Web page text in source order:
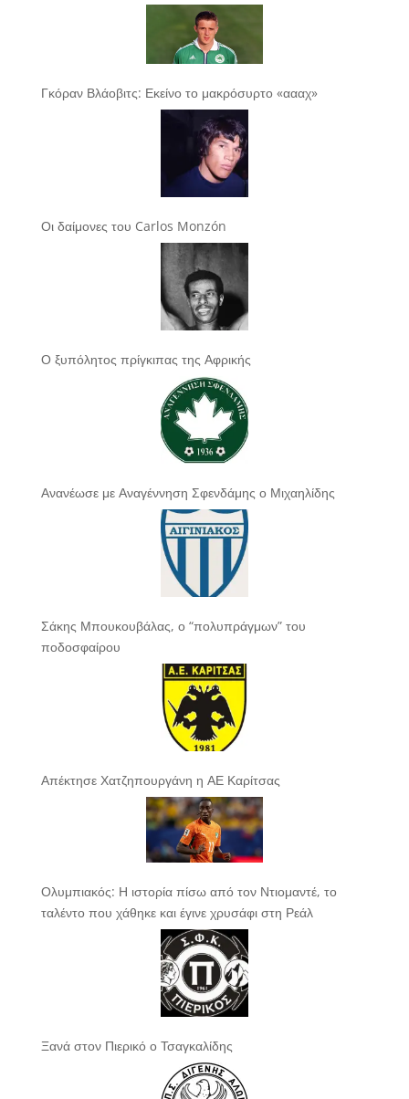
Γκόραν Βλάοβιτς: Εκείνο το μακρόσυρτο «αααχ»
Οι δαίμονες του Carlos Monzón
Ο ξυπόλητος πρίγκιπας της Αφρικής
Ανανέωσε με Αναγέννηση Σφενδάμης ο Μιχαηλίδης
Σάκης Μπουκουβάλας, ο “πολυπράγμων” του
ποδοσφαίρου
Απέκτησε Χατζηπουργάνη η ΑΕ Καρίτσας
Ολυμπιακός: Η ιστορία πίσω από τον Ντιομαντέ, το
ταλέντο που χάθηκε και έγινε χρυσάφι στη Ρεάλ
Ξανά στον Πιερικό ο Τσαγκαλίδης